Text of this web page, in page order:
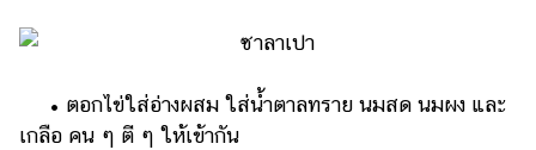
• ตอกไข่ใส่อ่างผสม ใส่น้ำตาลทราย นมสด นมผง และ
เกลือ คน ๆ ตี ๆ ให้เข้ากัน